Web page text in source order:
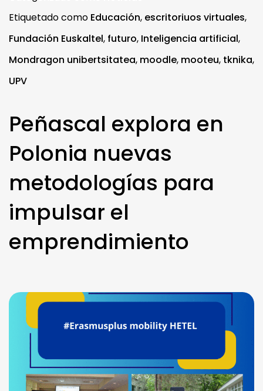
Etiquetado como Educación, escritoriuos virtuales,
Fundación Euskaltel, futuro, Inteligencia artificial,
Mondragon unibertsitatea, moodle, mooteu, tknika,
UPV
Peñascal explora en
Polonia nuevas
metodologías para
impulsar el
emprendimiento